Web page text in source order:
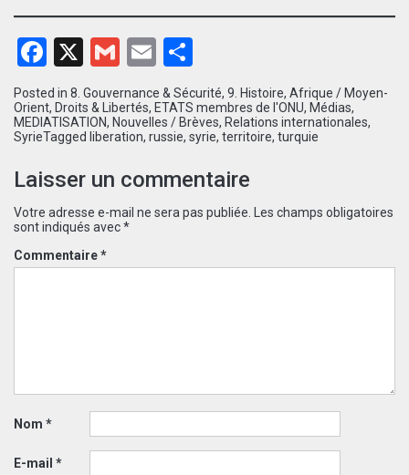
Facebook
X Gmail
Email
Posted in 8. Gouvernance & Sécurité, 9. Histoire, Afrique / Moyen-
Orient, Droits & Libertés, ETATS membres de l'ONU, Médias,
MEDIATISATION, Nouvelles / Brèves, Relations internationales,
SyrieTagged liberation, russie, syrie, territoire, turquie
Laisser un commentaire
Votre adresse e-mail ne sera pas publiée.
Les champs obligatoires
sont indiqués avec*
Commentaire*
Nom *
E-mail *